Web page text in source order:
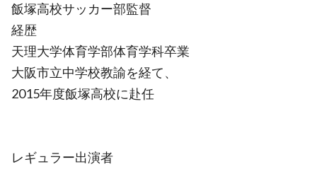
飯塚高校サッカー部監督
経歴
天理大学体育学部体育学科卒業
大阪市立中学校教諭を経て、
2015年度飯塚高校に赴任
レギュラー出演者